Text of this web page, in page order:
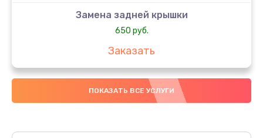
Замена задней крышки
650 руб.
Заказать
Замена аккумулятора
4000 руб.
ПОКАЗАТЬ ВСЕ УСЛУГИ